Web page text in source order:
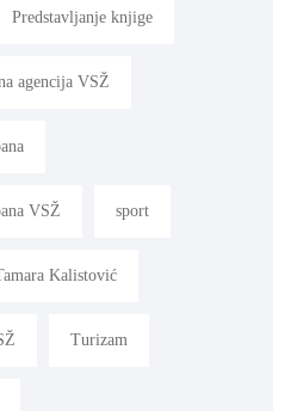
Predstavljanje knjige
agencija VSŽ
VSŽ sport
Kalistović
Turizam